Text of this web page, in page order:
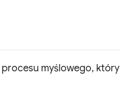
myślowego, który